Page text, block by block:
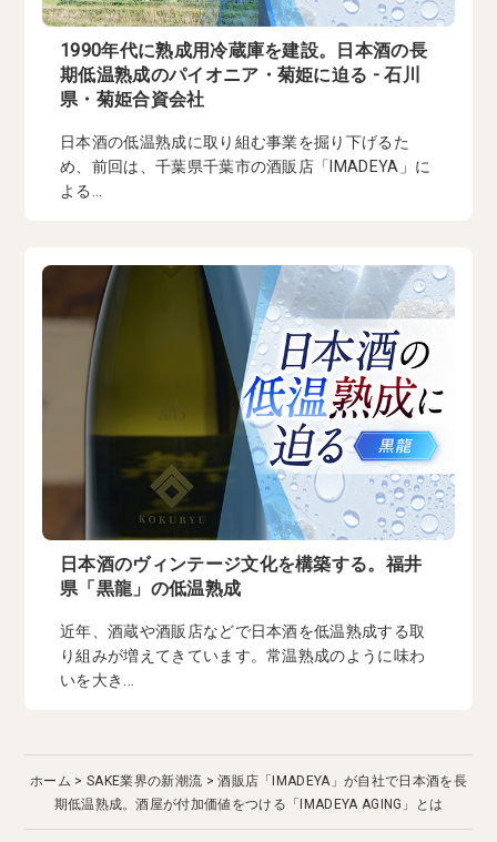
1990年代に熟成用冷蔵庫を建設。日本酒の長
期低温熟成のパイオニア・菊姫に迫る - 石川
県・菊姫合資会社
日本酒の低温熟成に取り組む事業を掘り下げるた
め、前回は、千葉県千葉市の酒販店「IMADEYA」に
よる...
日本酒のヴィンテージ文化を構築する。福井
県「黒龍」の低温熟成
近年、酒蔵や酒販店などで日本酒を低温熟成する取
り組みが増えてきています。常温熟成のように味わ
いを大き...
ホーム SAKE業界の新潮流
酒販店「IMADEYA」が自社で日本酒を長
期低温熟成。酒屋が付加価値をつける「IMADEYA AGING」とは